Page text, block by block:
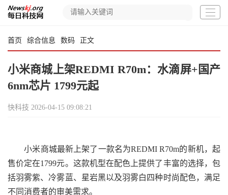
首页 综合信息 数码 正文
小米商城上架REDMI R70m：水滴屏+国产
6nm芯片 1799元起
快科技 2026-04-15 09:08:21
小米商城最新上架了一款名为REDMI R70m的新机，起
售价定在1799元。这款机型在配色上提供了丰富的选择，包
括羽雾紫、冷雾蓝、星岩黑以及羽雾白四种时尚配色，满足
不同消费者的审美需求。